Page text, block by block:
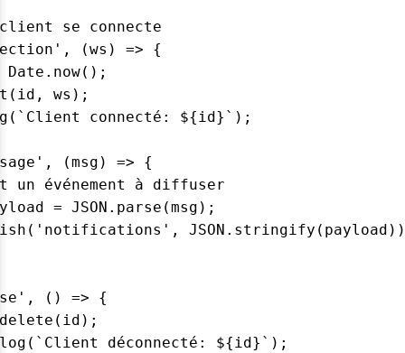
se connecte
(ws) => {
Date.now();
ws);
connecté: ${id}`);
(msg) => {
un événement à diffuser
= JSON.parse(msg);
() => {
déconnecté: ${id}`);